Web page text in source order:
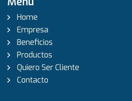
Home
Empresa
Beneficios
Productos
Quiero Ser Cliente
Contacto